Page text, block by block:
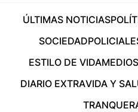
ÚLTIMAS NOTICIAS
SOCIEDAD
ESTILO DE VIDAMEDIOS
DIARIO EXTRAVIDA Y